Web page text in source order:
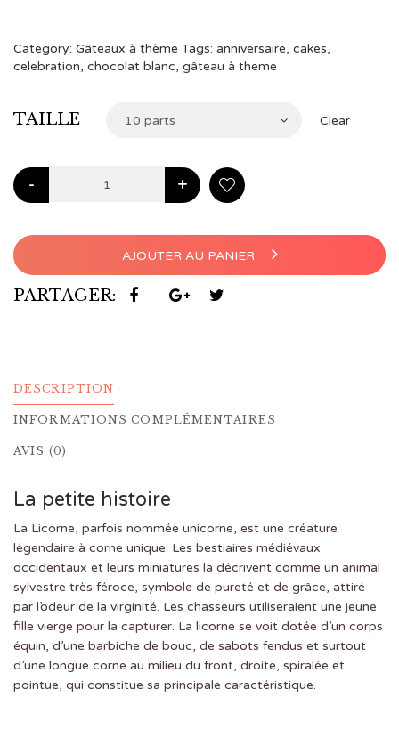
Category: Gâteaux à thème Tags: anniversaire, cakes,
celebration, chocolat blanc, gâteau à theme
TAILLE 10 parts Clear
- +
AJOUTER AU PANIER
PARTAGER:
DESCRIPTION
INFORMATIONS COMPLÉMENTAIRES
AVIS (0)
La petite histoire
La Licorne, parfois nommée unicorne, est une créature
légendaire à corne unique. Les bestiaires médiévaux
occidentaux et leurs miniatures la décrivent comme un animal
sylvestre très féroce, symbole de pureté et de grâce, attiré
par l’odeur de la virginité. Les chasseurs utiliseraient une jeune
fille vierge pour la capturer. La licorne se voit dotée d’un corps
équin, d’une barbiche de bouc, de sabots fendus et surtout
d’une longue corne au milieu du front, droite, spiralée et
pointue, qui constitue sa principale caractéristique.